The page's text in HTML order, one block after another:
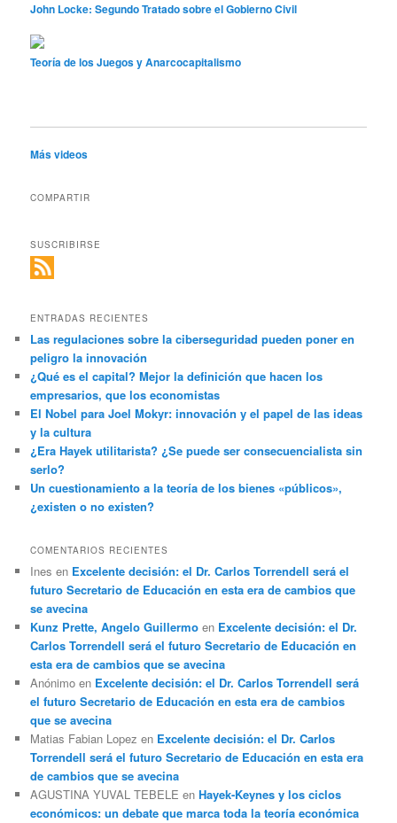
John Locke: Segundo Tratado sobre el Gobierno Civil
Teoría de los Juegos y Anarcocapitalismo
Más videos
COMPARTIR
SUSCRIBIRSE
ENTRADAS RECIENTES
Las regulaciones sobre la ciberseguridad pueden poner en
peligro la innovación
¿Qué es el capital? Mejor la definición que hacen los
empresarios, que los economistas
El Nobel para Joel Mokyr: innovación y el papel de las ideas
y la cultura
¿Era Hayek utilitarista? ¿Se puede ser consecuencialista sin
serlo?
Un cuestionamiento a la teoría de los bienes «públicos»,
¿existen o no existen?
COMENTARIOS RECIENTES
Ines en Excelente decisión: el Dr. Carlos Torrendell será el
futuro Secretario de Educación en esta era de cambios que
se avecina
Kunz Prette, Angelo Guillermo en Excelente decisión: el Dr.
Carlos Torrendell será el futuro Secretario de Educación en
esta era de cambios que se avecina
Anónimo en Excelente decisión: el Dr. Carlos Torrendell será
el futuro Secretario de Educación en esta era de cambios
que se avecina
Matias Fabian Lopez en Excelente decisión: el Dr. Carlos
Torrendell será el futuro Secretario de Educación en esta era
de cambios que se avecina
AGUSTINA YUVAL TEBELE enHayek-Keynes y los ciclos
económicos: un debate que marca toda la teoría económica